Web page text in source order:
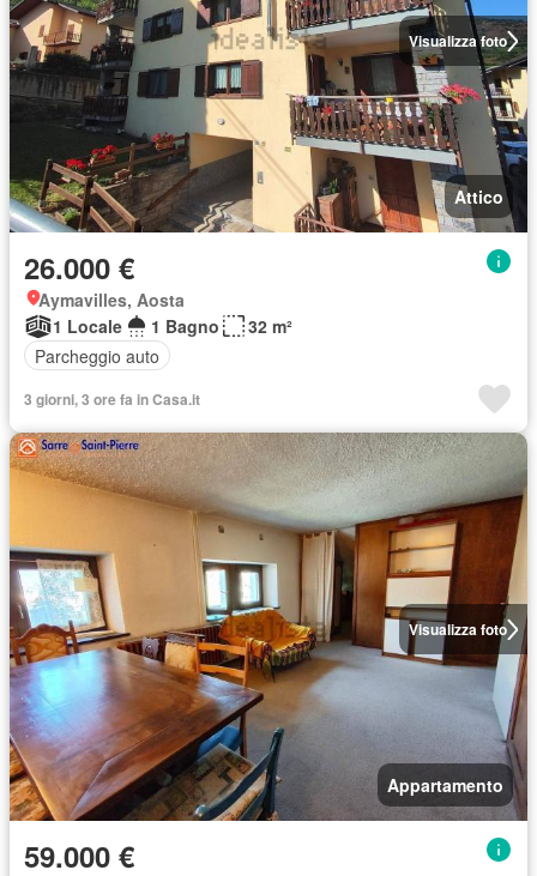
Visualizza foto
Attico
26.000 €
Aymavilles, Aosta
1 Locale
1 Bagno
32 m²
Parcheggio auto
3 giorni, 3 ore fa in Casa.it
Visualizza foto
Appartamento
59.000 €